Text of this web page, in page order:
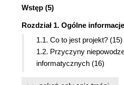
Wstęp (5)
Rozdział 1. Ogólne
1.1. Co to jest projekt? (15)
1.2. Przyczyny
informatycznych (16)